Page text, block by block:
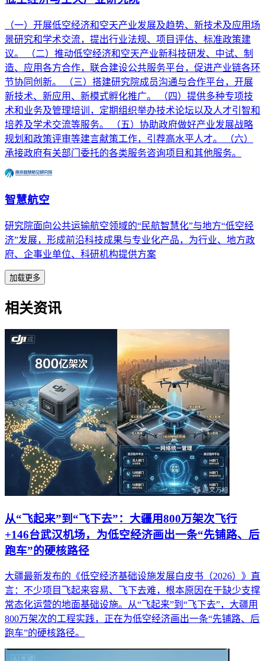
（一）开展低空经济和空天产业发展及趋势、新技术及应用场
景研究和学术交流，提出行业法规、项目评估、标准政策建
议。 （二）推动低空经济和空天产业新科技研发、中试、制
造、应用各方合作，联合建设公共服务平台，促进产业链各环
节协同创新。 （三）搭建研究院成员沟通与合作平台，开展
新技术、新应用、新模式孵化推广。 （四）提供多种专项技
术和业务及管理培训，定期组织举办技术论坛以及人才引智和
培养及学术交流等服务。 （五）协助政府做好产业发展战略
规划和政策评审等建言献策工作，引荐高水平人才。 （六）
承接政府有关部门委托的各类服务咨询项目和其他服务。
智慧航空
研究院面向公共运输航空领域的“民航智慧化”与地方“低空经
济”发展，形成前沿科技成果与专业化产品，为行业、地方政
府、企事业单位、科研机构提供方案
加载更多
相关资讯
从“飞起来”到“飞下去”：大疆用800万架次飞行
+146台武汉机场，为低空经济画出一条“先铺路、后
跑车”的硬核路径
大疆最新发布的《低空经济基础设施发展白皮书（2026）》直
言：不少项目飞起来容易、飞下去难，根本原因在于缺少支撑
常态化运营的地面基础设施。从“飞起来”到“飞下去”，大疆用
800万架次的工程实践，正在为低空经济画出一条“先铺路、后
跑车”的硬核路径。